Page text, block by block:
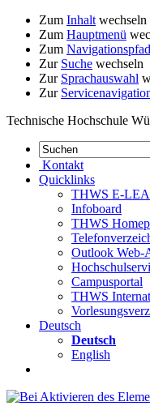
Zum Inhalt wechseln
Zum Hauptmenü
Zum Navigationspfad
Zur Suche wechseln
Zur Sprachauswahl
Zur
Technische Hochschule
Kontakt
Quicklinks
THWS E-
Infoboard
THWS
Outlook Web-
Campusportal
THWS
Deutsch
Deutsch
English